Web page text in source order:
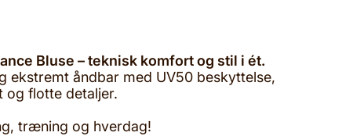
Bluse – teknisk komfort og stil i ét.
ekstremt åndbar med UV50 beskyttelse,
og flotte detaljer.
træning og hverdag!